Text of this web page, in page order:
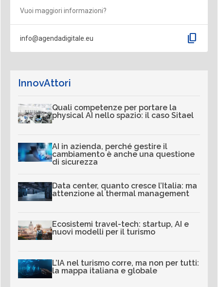
Vuoi maggiori informazioni?
info@agendadigitale.eu content_copy
InnovAttori
Quali competenze per portare la
physical AI nello spazio: il caso Sitael
AI in azienda, perché gestire il
cambiamento è anche una questione
di sicurezza
Data center, quanto cresce l’Italia: ma
attenzione al thermal management
Ecosistemi travel-tech: startup, AI e
nuovi modelli per il turismo
L’IA nel turismo corre, ma non per tutti:
la mappa italiana e globale